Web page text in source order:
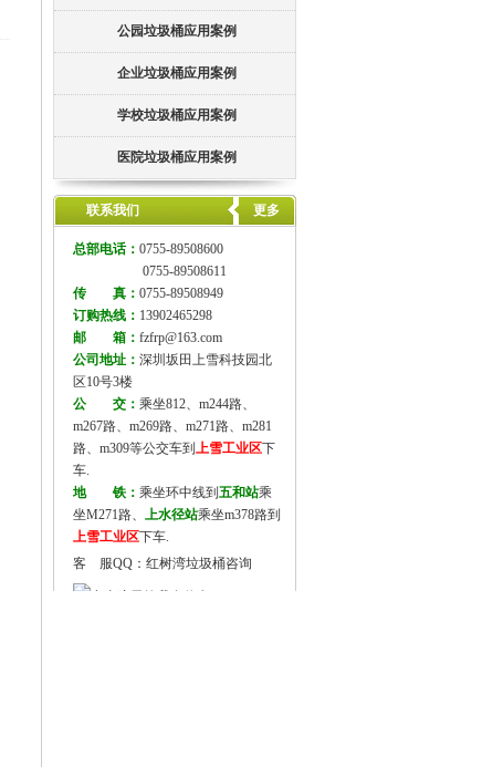
公园垃圾桶应用案例
企业垃圾桶应用案例
学校垃圾桶应用案例
医院垃圾桶应用案例